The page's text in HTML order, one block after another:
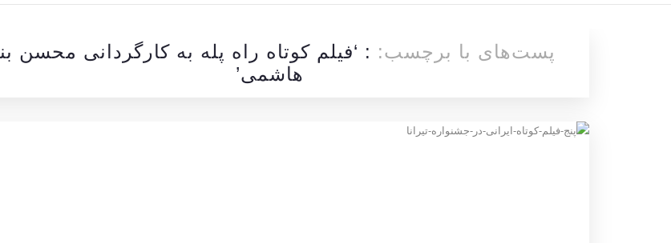
پست‌های با برچسب: : ‘فیلم کوتاه راه پله به کارگردانی محسن
هاشمی’